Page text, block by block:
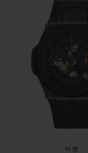
빅뱅